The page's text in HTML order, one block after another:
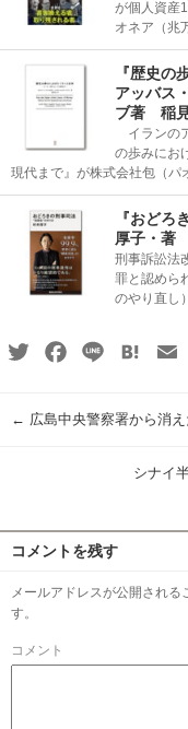
が個人資産
オネア（兆
『歴史
アッバス
ブ著 稲
イランの
の歩みにお
現代まで』が株式会社包（パ
『おど
厚子・著
刑事訴訟法
罪と認めら
のやり直し
TwitterFacebook
Line
← 広島中央警察署から消
シナイ
コメントを残す
メールアドレスが公開され
す。
コメント